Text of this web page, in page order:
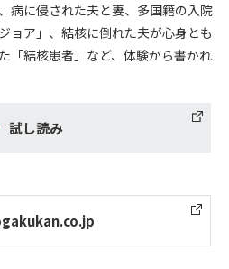
病に侵された夫と妻、多国籍の入院
ョア」、結核に倒れた夫が心身とも
「結核患者」など、体験から書かれ
試し読み